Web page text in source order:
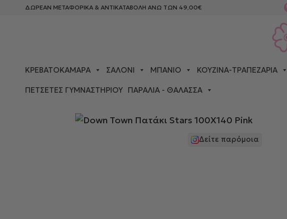
ΔΩΡΕΑΝ ΜΕΤΑΦΟΡΙΚΑ & ΑΝΤΙΚΑΤΑΒΟΛΗ ΑΝΩ ΤΩΝ 49,00€
ΚΡΕΒΑΤΟΚΆΜΑΡΑ ΣΑΛΌΝΙ ΜΠΆΝΙΟ ΚΟΥΖΊΝΑ-ΤΡΑΠΕΖΑΡΊΑ
ΠΕΤΣΈΤΕΣ ΓΥΜΝΑΣΤΗΡΊΟΥ ΠΑΡΑΛΊΑ - ΘΆΛΑΣΣΑ
ΑΡΧΙΚΉ ΣΕΛΊΔΑ >ΔΙΑΚΌΣΜΗΣΗ >ΔΙΑΚΟΣΜΗΤΙΚΆ ΧΑΛΆΚΙΑ
Δείτε παρόμοια